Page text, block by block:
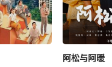
阿松与阿暖